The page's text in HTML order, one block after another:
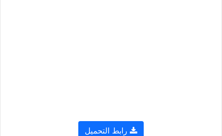
رابط التحميل